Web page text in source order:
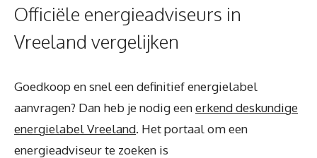
Officiële energieadviseurs in
Vreeland vergelijken
Goedkoop en snel een definitief energielabel
aanvragen? Dan heb je nodig eenerkend deskundige
energielabel Vreeland. Het portaal om een
energieadviseur te zoeken is